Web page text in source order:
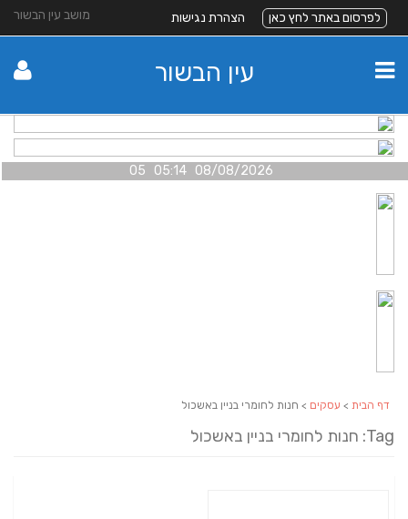
מושב עין הבשור לפרסום באתר לחץ כאן הצהרת נגישות
עין הבשור
08/08/2026 05:14 05
דף הבית > עסקים > חנות לחומרי בניין באשכול
Tag: חנות לחומרי בניין באשכול